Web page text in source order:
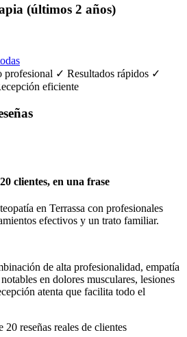
(últimos 2 años)
profesional ✓ Resultados rápidos ✓
eficiente
clientes, en una frase
en Terrassa con profesionales
efectivos y un trato familiar.
de alta profesionalidad, empatía
en dolores musculares, lesiones
atenta que facilita todo el
reseñas reales de clientes